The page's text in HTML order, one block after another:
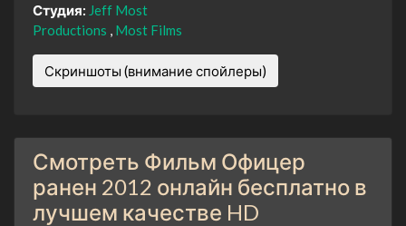
Студия: Jeff Most
Productions
Most Films
Скриншоты (внимание спойлеры)
Смотреть Фильм Офицер
ранен 2012 онлайн бесплатно в
лучшем качестве HD